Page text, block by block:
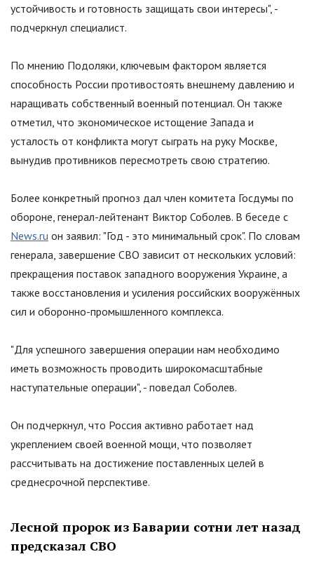
устойчивость и готовность защищать свои интересы", -
подчеркнул специалист.
По мнению Подоляки, ключевым фактором является
способность России противостоять внешнему давлению и
наращивать собственный военный потенциал. Он также
отметил, что экономическое истощение Запада и
усталость от конфликта могут сыграть на руку Москве,
вынудив противников пересмотреть свою стратегию.
Более конкретный прогноз дал член комитета Госдумы по
обороне, генерал-лейтенант Виктор Соболев. В беседе с
News.ru он заявил: "Год - это минимальный срок". По словам
генерала, завершение СВО зависит от нескольких условий:
прекращения поставок западного вооружения Украине, а
также восстановления и усиления российских вооружённых
сил и оборонно-промышленного комплекса.
"Для успешного завершения операции нам необходимо
иметь возможность проводить широкомасштабные
наступательные операции", - поведал Соболев.
Он подчеркнул, что Россия активно работает над
укреплением своей военной мощи, что позволяет
рассчитывать на достижение поставленных целей в
среднесрочной перспективе.
Лесной пророк из Баварии сотни лет назад
предсказал СВО